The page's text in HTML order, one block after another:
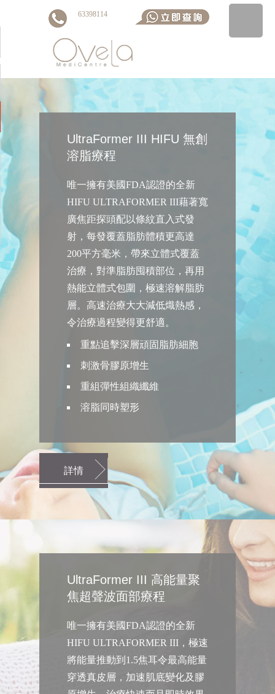
63398114
UltraFormer III HIFU 無創
溶脂療程
唯一擁有美國FDA認證的全新
HIFU ULTRAFORMER III藉著寬
廣焦距探頭配以條紋直入式發
射，每發覆蓋脂肪體積更高達
200平方毫米，帶來立體式覆蓋
治療，對準脂肪囤積部位，再用
熱能立體式包圍，極速溶解脂肪
層。高速治療大大減低熾熱感，
令治療過程變得更舒適。
重點追擊深層頑固脂肪細胞
刺激骨膠原增生
重組彈性組織纖維
溶脂同時塑形
詳情
UltraFormer III 高能量聚
焦超聲波面部療程
唯一擁有美國FDA認證的全新
HIFU ULTRAFORMER III，極速
將能量推動到1.5焦耳令最高能量
穿透真皮層，加速肌底變化及膠